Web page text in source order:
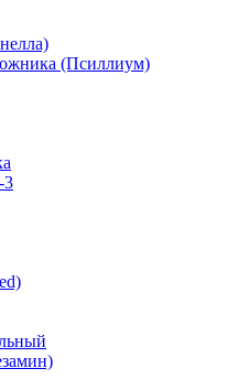
(Псиллиум)
3